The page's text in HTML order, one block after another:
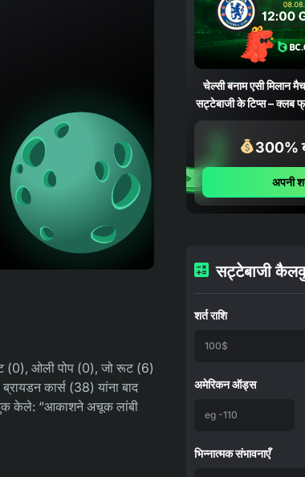
(0), ओली पोप (0), जो रूट (6)
कार्स (38) यांना बाद
केले: “आकाशने अचूक लांबी
04-08-2026
फ़ोर्टालेज़ा बनाम पाल्मेरास
संभावनाएँ और सट्टेबाजी
बेटानो डो ब्रासील 06/
संभावनाएँ और सट्टेबाजी
बेटानो डो ब्रासील 05/
03-08-2026 समाचार
ओलंपियाकोस एफसी बनाम
मैच का पूर्वानुमान, ऑड्स
04/08/2026
एमजेल्बी एआईएफ बनाम
सट्टेबाजी युक्तियाँ –
04/08/2026
चेल्सी बनाम एसी मिलान
सट्टेबाजी के टिप्स –
300%
अपनी
सट्टेबाजी
शर्त राशि
अमेरिकन ऑड्स
भिन्नात्मक संभावनाएँ